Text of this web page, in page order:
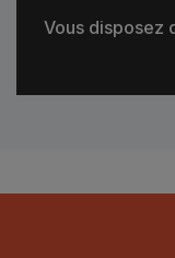
Vous disposez